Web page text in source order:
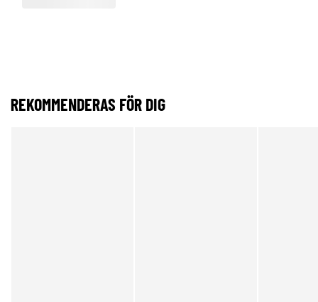
REKOMMENDERAS FÖR DIG